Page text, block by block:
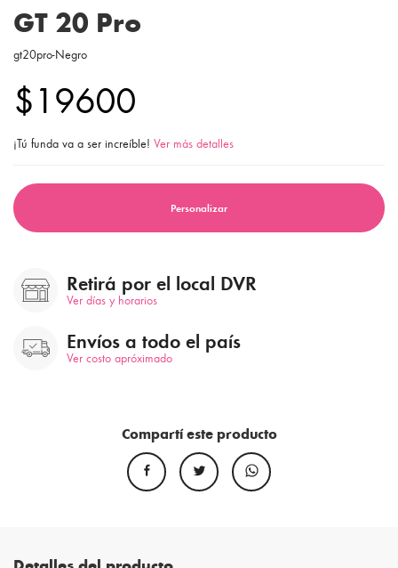
GT 20 Pro
gt20pro-Negro
$19600
¡Tú funda va a ser increíble! Ver más detalles
Personalizar
Retirá por el local DVR
Ver días y horarios
Envíos a todo el país
Ver costo apróximado
Compartí este producto